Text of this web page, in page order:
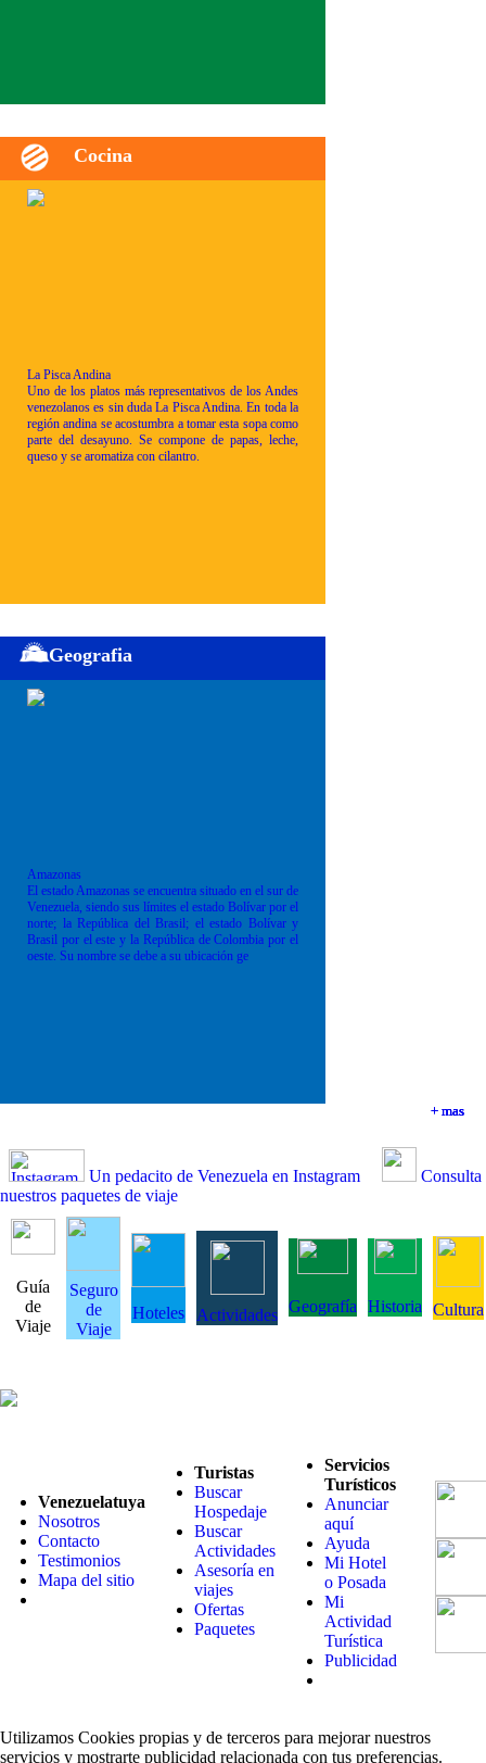
+ mas
+ mas
Cocina
La Pisca Andina
Uno de los platos más representativos de los Andes
venezolanos es sin duda La Pisca Andina. En toda la
región andina se acostumbra a tomar esta sopa como
parte del desayuno. Se compone de papas, leche,
queso y se aromatiza con cilantro.
+ mas
Geografia
Amazonas
El estado Amazonas se encuentra situado en el sur de
Venezuela, siendo sus límites el estado Bolívar por el
norte; la República del Brasil; el estado Bolívar y
Brasil por el este y la República de Colombia por el
oeste. Su nombre se debe a su ubicación ge
+ mas
Un pedacito de Venezuela en Instagram
Consulta
nuestros paquetes de viaje
Guía
de
Viaje
Seguro
de
Viaje
Hoteles Actividades Geografía Historia Cultura
Venezuelatuya
Nosotros
Contacto
Testimonios
Mapa del sitio
Turistas
Buscar
Hospedaje
Buscar
Actividades
Asesoría en
viajes
Ofertas
Paquetes
Servicios
Turísticos
Anunciar
aquí
Ayuda
Mi Hotel
o Posada
Mi
Actividad
Turística
Publicidad
Utilizamos Cookies propias y de terceros para mejorar nuestros
servicios y mostrarte publicidad relacionada con tus preferencias.